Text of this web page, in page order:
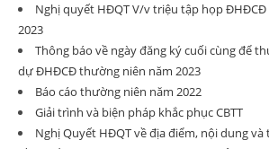
Nghị quyết HĐQT V/v triệu tập họp
2023
Thông báo về ngày đăng ký cuối cùng để
dự ĐHĐCĐ thường niên năm 2023
Báo cáo thường niên năm 2022
Giải trình và biện pháp khắc phục CBTT
Nghị Quyết HĐQT về địa điểm, nội dung